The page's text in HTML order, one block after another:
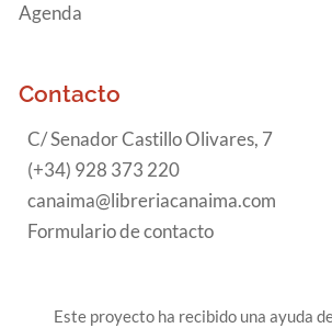
Agenda
Contacto
C/ Senador Castillo Olivares, 7
(+34) 928 373 220
canaima@libreriacanaima.com
Formulario de contacto
Este proyecto ha recibido una ayuda